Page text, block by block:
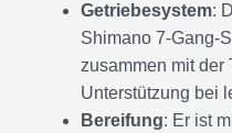
Getriebesystem:
Shimano 7-Gang-
zusammen mit der
Unterstützung bei
Bereifung: Er ist